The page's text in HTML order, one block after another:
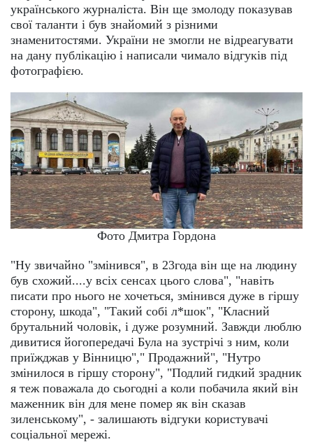
українського журналіста. Він ще змолоду показував
свої таланти і був знайомий з різними
знаменитостями. України не змогли не відреагувати
на дану публікацію і написали чимало відгуків під
фотографією.
Фото Дмитра Гордона
"Ну звичайно "змінився", в 23года він ще на людину
був схожий....у всіх сенсах цього слова", "навіть
писати про нього не хочеться, змінився дуже в гіршу
сторону, шкода", "Такий собі л*шок", "Класний
брутальний чоловік, і дуже розумний. Завжди люблю
дивитися йогопередачі Була на зустрічі з ним, коли
приїжджав у Вінницю"," Продажний", "Нутро
змінилося в гіршу сторону", "Подлий гидкий зрадник
я теж поважала до сьогодні а коли побачила який він
маженник він для мене помер як він сказав
зиленському", - залишають відгуки користувачі
соціальної мережі.